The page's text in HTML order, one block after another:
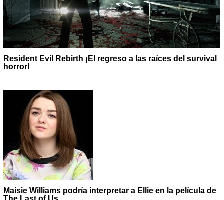
Resident Evil Rebirth ¡El regreso a las raíces del survival
horror!
Maisie Williams podría interpretar a Ellie en la película de